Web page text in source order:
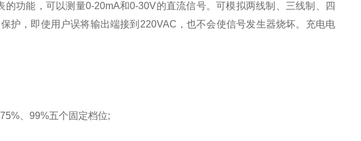
功能，可以测量0-20mA和0-30V的直流信号。可模拟两线制、三线制、四
护，即使用户误将输出端接到220VAC，也不会使信号发生器烧坏。充电电
、99%五个固定档位;